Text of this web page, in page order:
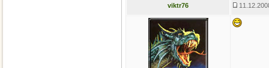
viktr76